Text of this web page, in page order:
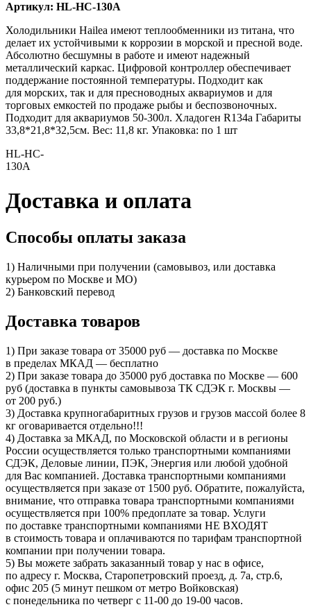
Артикул: HL-HC-130A
Холодильники Hailea имеют теплообменники из титана, что
делает их устойчивыми к коррозии в морской и пресной воде.
Абсолютно бесшумны в работе и имеют надежный
металлический каркас. Цифровой контроллер обеспечивает
поддержание постоянной температуры. Подходит как
для морских, так и для пресноводных аквариумов и для
торговых емкостей по продаже рыбы и беспозвоночных.
Подходит для аквариумов 50-300л. Хладоген R134а Габариты
33,8*21,8*32,5см. Вес: 11,8 кг. Упаковка: по 1 шт
HL-HC-
130A
Доставка и оплата
Способы оплаты заказа
1) Наличными при получении (самовывоз, или доставка
курьером по Москве и МО)
2) Банковский перевод
Доставка товаров
1) При заказе товара от 35000 руб — доставка по Москве
в пределах МКАД — бесплатно
2) При заказе товара до 35000 руб доставка по Москве — 600
руб (доставка в пункты самовывоза ТК СДЭК г. Москвы —
от 200 руб.)
3) Доставка крупногабаритных грузов и грузов массой более 8
кг оговаривается отдельно!!!
4) Доставка за МКАД, по Московской области и в регионы
России осуществляется только транспортными компаниями
СДЭК, Деловые линии, ПЭК, Энергия или любой удобной
для Вас компанией. Доставка транспортными компаниями
осуществляется при заказе от 1500 руб. Обратите, пожалуйста,
внимание, что отправка товара транспортными компаниями
осуществляется при 100% предоплате за товар. Услуги
по доставке транспортными компаниями НЕ ВХОДЯТ
в стоимость товара и оплачиваются по тарифам транспортной
компании при получении товара.
5) Вы можете забрать заказанный товар у нас в офисе,
по адресу г. Москва, Старопетровский проезд, д. 7а, стр.6,
офис 205 (5 минут пешком от метро Войковская)
с понедельника по четверг с 11-00 до 19-00 часов.